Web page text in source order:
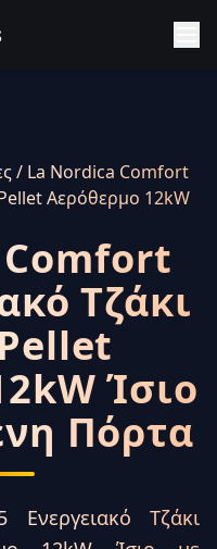
/ La Nordica Comfort
Αερόθερμο 12kW
Τζάκι
Ίσιο
Πόρτα
Τζάκι